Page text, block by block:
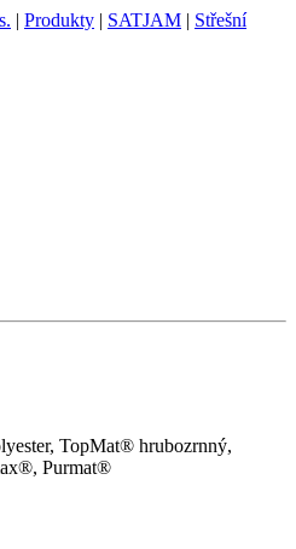
| Produkty | SATJAM | Střešní
TopMat® hrubozrnný,
Purmat®